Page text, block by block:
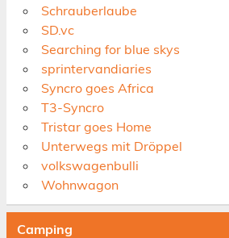
Schrauberlaube
SD.vc
Searching for blue skys
sprintervandiaries
Syncro goes Africa
T3-Syncro
Tristar goes Home
Unterwegs mit Dröppel
volkswagenbulli
Wohnwagon
Camping